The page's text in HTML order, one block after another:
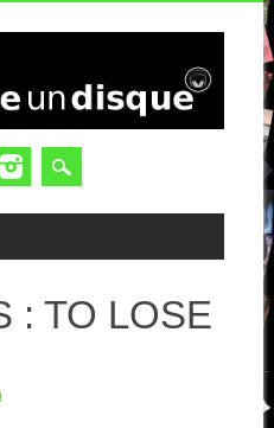
: TO LOSE